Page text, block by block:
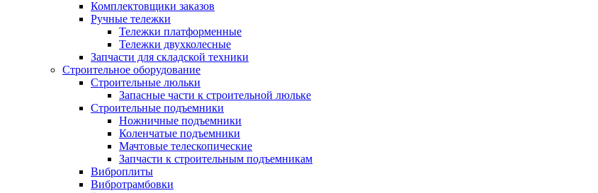
Комплектовщики заказов
Ручные тележки
Тележки платформенные
Тележки двухколесные
Запчасти для складской техники
Строительное оборудование
Строительные люльки
Запасные части к строительной люльке
Строительные подъемники
Ножничные подъемники
Коленчатые подъемники
Мачтовые телескопические
Запчасти к строительным подъемникам
Виброплиты
Вибротрамбовки